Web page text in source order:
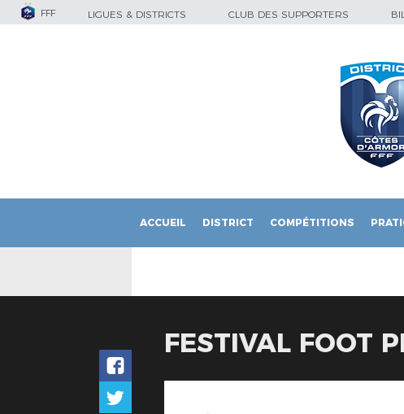
FFF LIGUES & DISTRICTS CLUB DES SUPPORTERS
ACCUEIL DISTRICT COMPÉTITIONS
FESTIVAL FOOT